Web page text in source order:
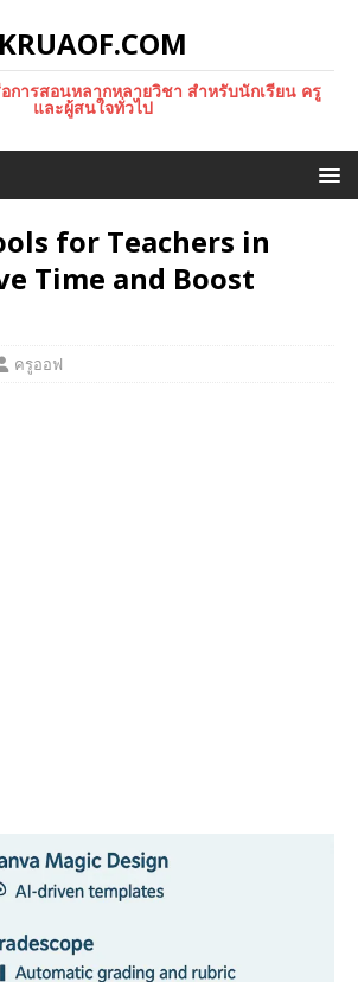
KRUAOF.COM
การสอนหลากหลายวิชา สำหรับนักเรียน ครู
และผู้สนใจทั่วไป
for Teachers in
Time and Boost
ครูออฟ